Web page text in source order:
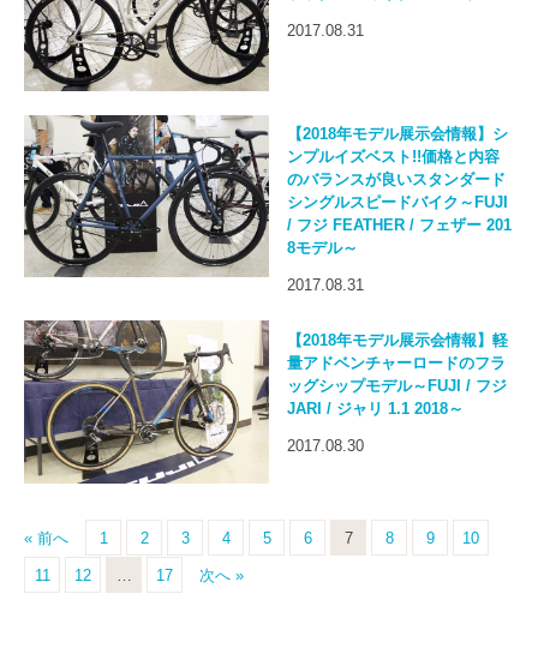
2017.08.31
【2018年モデル展示会情報】シ
ンプルイズベスト!!価格と内容
のバランスが良いスタンダード
シングルスピードバイク～FUJI
/ フジ FEATHER / フェザー 201
8モデル～
2017.08.31
【2018年モデル展示会情報】軽
量アドベンチャーロードのフラ
ッグシップモデル～FUJI / フジ
JARI / ジャリ 1.1 2018～
2017.08.30
« 前へ 1 2 3 4 5 6 7 8 9 10
11 12 … 17 次へ »